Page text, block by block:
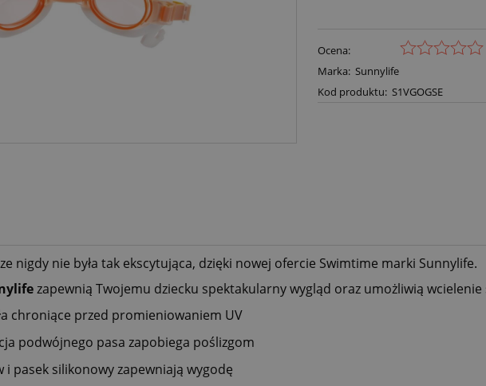
Ocena:
Marka: Sunnylife
Kod produktu: S1VGOGSE
nigdy nie była tak ekscytująca, dzięki nowej ofercie Swimtime marki Sunnylife.
zapewnią Twojemu dziecku spektakularny wygląd oraz umożliwią
chroniące przed promieniowaniem UV
podwójnego pasa zapobiega poślizgom
i pasek silikonowy zapewniają wygodę